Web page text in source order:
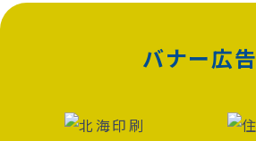
バナー広告